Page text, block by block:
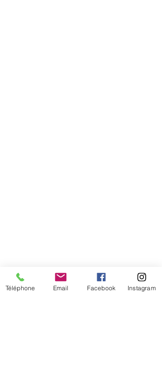
Téléphone Email Facebook Instagram